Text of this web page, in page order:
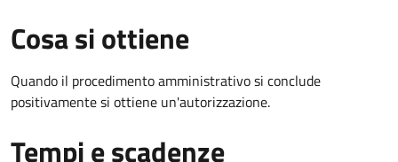
Cosa si ottiene
Quando il procedimento amministrativo si conclude
positivamente si ottiene un'autorizzazione.
Tempi e scadenze